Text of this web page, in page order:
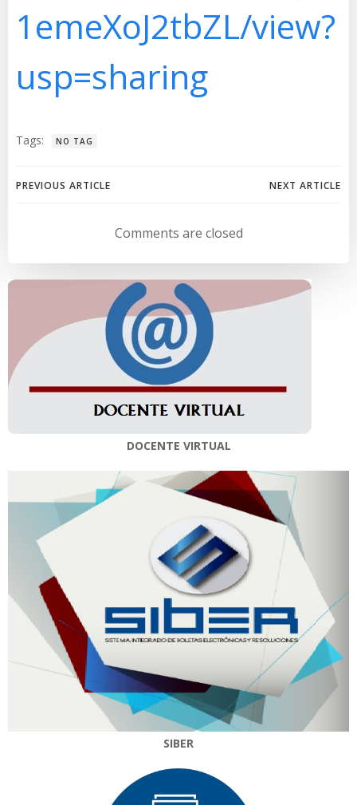
1emeXoJ2tbZL/view?
usp=sharing
Tags: NO TAG
Navegación
entradas
PREVIOUS ARTICLE
Navegación
de
entradas
NEXT ARTICLE
Comments are closed
DOCENTE VIRTUAL
SIBER